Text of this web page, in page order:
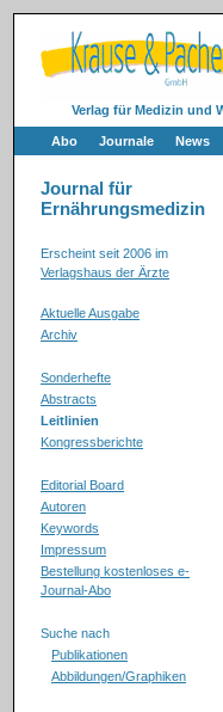
Verlag für Medizin und
Abo Journale News
Journal für
Ernährungsmedizin
Erscheint seit 2006 im
Verlagshaus der Ärzte
Aktuelle Ausgabe
Archiv
Sonderhefte
Abstracts
Leitlinien
Kongressberichte
Editorial Board
Autoren
Keywords
Impressum
Bestellung kostenloses e-
Journal-Abo
Suche nach
Publikationen
Abbildungen/Graphiken